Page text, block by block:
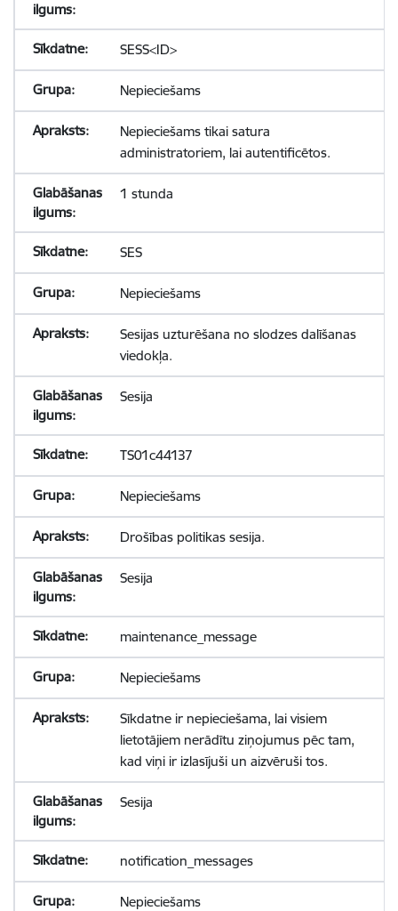
SESS<ID>
Nepieciešams
Nepieciešams tikai satura
administratoriem, lai autentificētos.
1 stunda
SES
Nepieciešams
Sesijas uzturēšana no slodzes dalīšanas
viedokļa.
Sesija
TS01c44137
Nepieciešams
Drošības politikas sesija.
Sesija
maintenance_message
Nepieciešams
Sīkdatne ir nepieciešama, lai visiem
lietotājiem nerādītu ziņojumus pēc tam,
kad viņi ir izlasījuši un aizvēruši tos.
Sesija
notification_messages
Nepieciešams